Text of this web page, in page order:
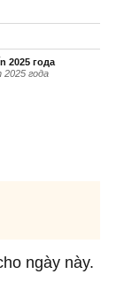
2025 года
2025 года
ngày này.